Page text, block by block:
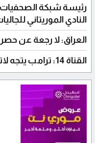
رئيسة شبكة الصحفيات
النادي الموريتاني
العراق: لا رجعة عن حصر
القناة 14: ترامب يتجه لاتفاق مع إيران